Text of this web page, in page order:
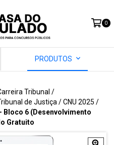
0
PRODUTOS
Tribunal /
de Justiça /CNU 2025 /
Bloco 6 (Desenvolvimento
Gratuito